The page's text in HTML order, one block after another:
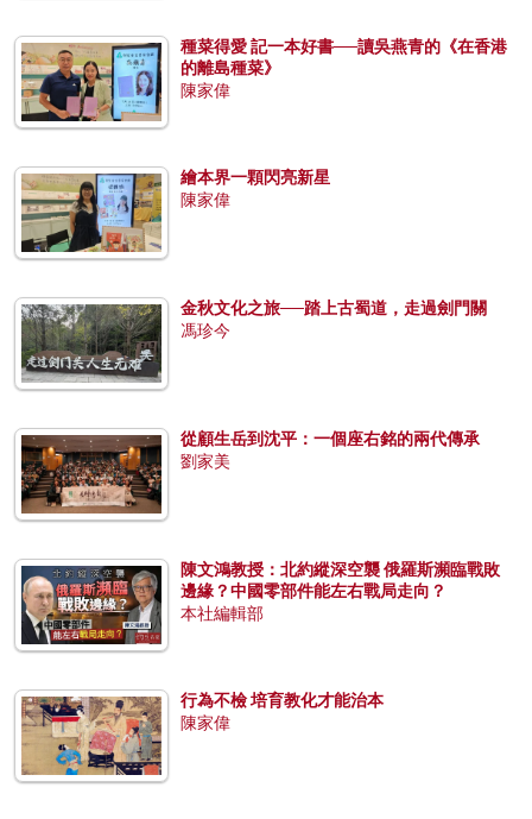
種菜得愛 記一本好書──讀吳燕青的《在香港
的離島種菜》
陳家偉
繪本界一顆閃亮新星
陳家偉
金秋文化之旅──踏上古蜀道，走過劍門關
馮珍今
從顧生岳到沈平：一個座右銘的兩代傳承
劉家美
陳文鴻教授：北約縱深空襲 俄羅斯瀕臨戰敗
邊緣？中國零部件能左右戰局走向？
本社編輯部
行為不檢 培育教化才能治本
陳家偉